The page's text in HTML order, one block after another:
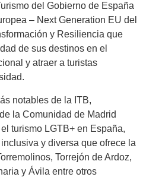
del Gobierno de España
– Next Generation EU del
y Resiliencia que
de sus destinos en el
y atraer a turistas
notables de la ITB,
la Comunidad de Madrid
turismo LGTB+ en España,
y diversa que ofrece la
Torrejón de Ardoz,
y Ávila entre otros